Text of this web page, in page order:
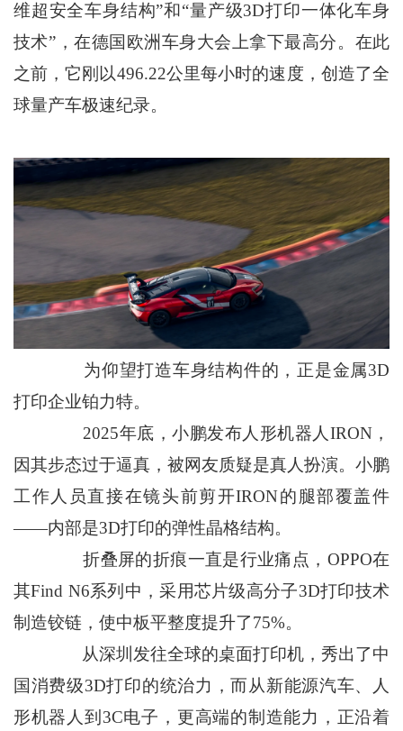
维超安全车身结构”和“量产级3D打印一体化车身
技术”，在德国欧洲车身大会上拿下最高分。在此
之前，它刚以496.22公里每小时的速度，创造了全
球量产车极速纪录。
为仰望打造车身结构件的，正是金属3D
打印企业铂力特。
2025年底，小鹏发布人形机器人IRON，
因其步态过于逼真，被网友质疑是真人扮演。小鹏
工作人员直接在镜头前剪开IRON的腿部覆盖件
——内部是3D打印的弹性晶格结构。
折叠屏的折痕一直是行业痛点，OPPO在
其Find N6系列中，采用芯片级高分子3D打印技术
制造铰链，使中板平整度提升了75%。
从深圳发往全球的桌面打印机，秀出了中
国消费级3D打印的统治力，而从新能源汽车、人
形机器人到3C电子，更高端的制造能力，正沿着